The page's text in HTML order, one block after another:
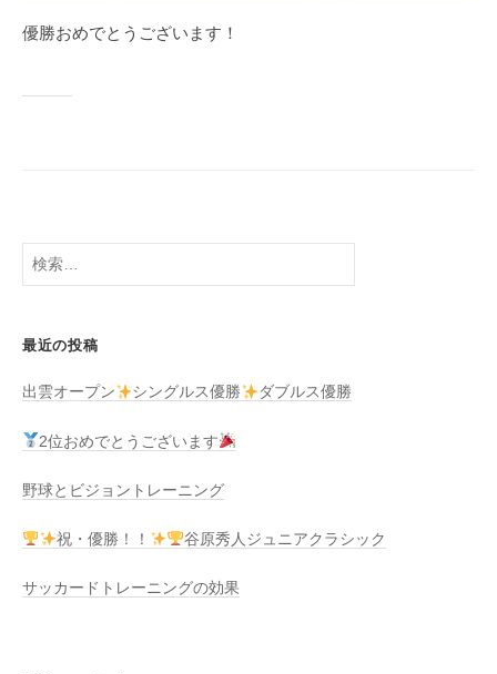
優勝おめでとうございます！
検
最近の投稿
出雲オープン シングルス優勝 ダブルス優勝
2位おめでとうございます
野球とビジョントレーニング
祝・優勝！！ 谷原秀人ジュニアクラシック
サッカードトレーニングの効果